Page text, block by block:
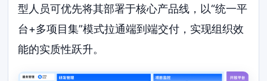
型人员可优先将其部署于核心产品线，以“统一平
台+多项目集”模式拉通端到端交付，实现组织效
能的实质性跃升。